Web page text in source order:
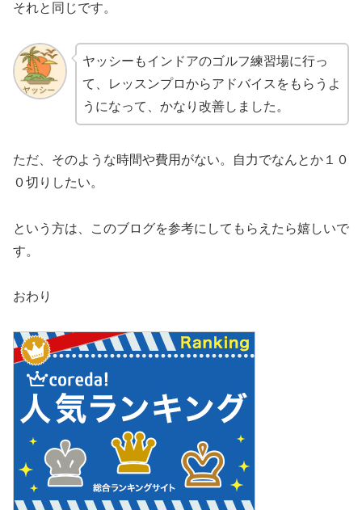
それと同じです。
ヤッシーもインドアのゴルフ練習場に行っ
て、レッスンプロからアドバイスをもらうよ
うになって、かなり改善しました。
ただ、そのような時間や費用がない。自力でなんとか１０
０切りしたい。
という方は、このブログを参考にしてもらえたら嬉しいで
す。
おわり